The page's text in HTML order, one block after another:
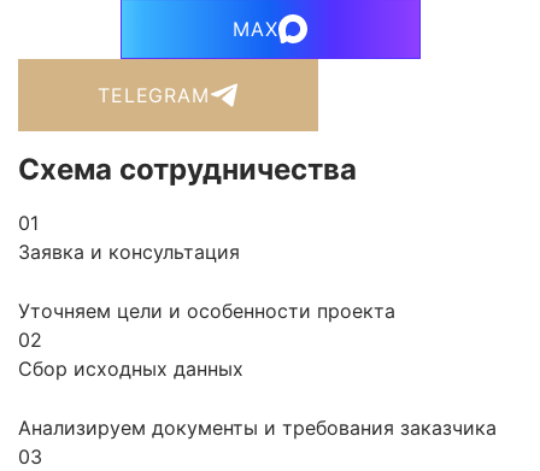
MAX
TELEGRAM
Схема сотрудничества
01
Заявка и консультация
Уточняем цели и особенности проекта
02
Сбор исходных данных
Анализируем документы и требования заказчика
03